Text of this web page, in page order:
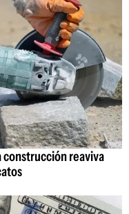
construcción reaviva